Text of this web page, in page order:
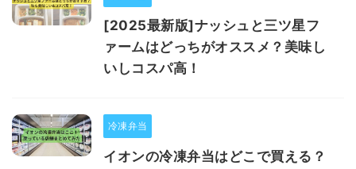
[2025最新版]ナッシュと三ツ星フ
ァームはどっちがオススメ？美味し
いしコスパ高！
冷凍弁当
イオンの冷凍弁当はどこで買える？